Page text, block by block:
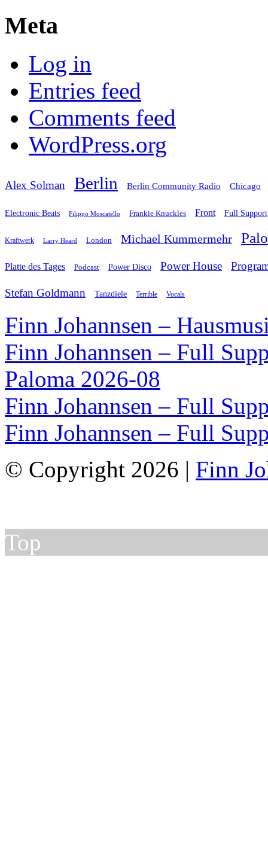
Meta
Log in
Entries feed
Comments feed
WordPress.org
Alex Solman Berlin Berlin Community Radio Chicago
Electronic Beats Filippo Moscatello Frankie Knuckles Front Full Support
Kraftwerk Larry Heard London Michael Kummermehr
Platte des Tages Podcast Power Disco Power House
Stefan Goldmann Tanzdiele Terrible Vocals
Finn Johannsen –
Finn Johannsen – Full
Paloma 2026-08
Finn Johannsen – Full
Finn Johannsen – Full
© Copyright 2026 | Finn
Top